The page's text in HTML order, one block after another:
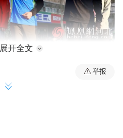
现场，在冠军助威台为参
开全文
举报